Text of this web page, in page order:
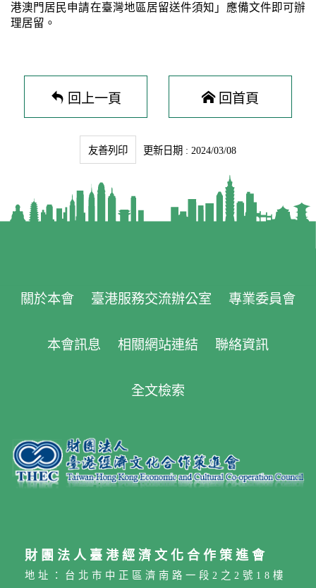
港澳門居民申請在臺灣地區居留送件須知」應備文件即可辦
理居留。
回上一頁 回首頁
友善列印 更新日期 : 2024/03/08
關於本會 臺港服務交流辦公室 專業委員會
本會訊息 相關網站連結 聯絡資訊
全文檢索
財團法人臺港經濟文化合作策進會
地址：台北市中正區濟南路一段2之2號18樓